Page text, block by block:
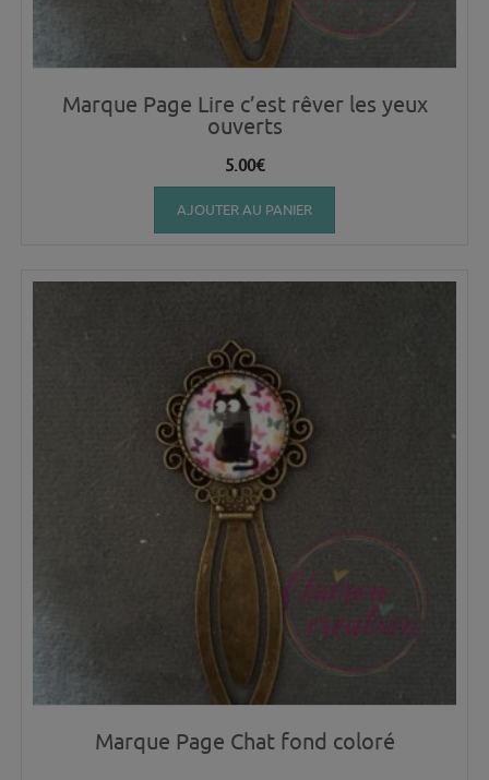
Marque Page Lire c’est rêver les yeux
ouverts
5.00€
AJOUTER AU PANIER
Marque Page Chat fond coloré